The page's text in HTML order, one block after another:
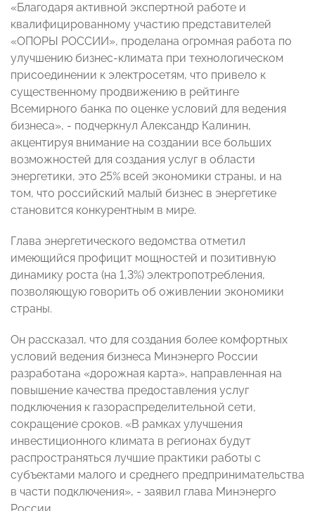
«Благодаря активной экспертной работе и
квалифицированному участию представителей
«ОПОРЫ РОССИИ», проделана огромная работа по
улучшению бизнес-климата при технологическом
присоединении к электросетям, что привело к
существенному продвижению в рейтинге
Всемирного банка по оценке условий для ведения
бизнеса», - подчеркнул Александр Калинин,
акцентируя внимание на создании все больших
возможностей для создания услуг в области
энергетики, это 25% всей экономики страны, и на
том, что российский малый бизнес в энергетике
становится конкурентным в мире.
Глава энергетического ведомства отметил
имеющийся профицит мощностей и позитивную
динамику роста (на 1,3%) электропотребления,
позволяющую говорить об оживлении экономики
страны.
Он рассказал, что для создания более комфортных
условий ведения бизнеса Минэнерго России
разработана «дорожная карта», направленная на
повышение качества предоставления услуг
подключения к газораспределительной сети,
сокращение сроков. «В рамках улучшения
инвестиционного климата в регионах будут
распространяться лучшие практики работы с
субъектами малого и среднего предпринимательства
в части подключения», - заявил глава Минэнерго